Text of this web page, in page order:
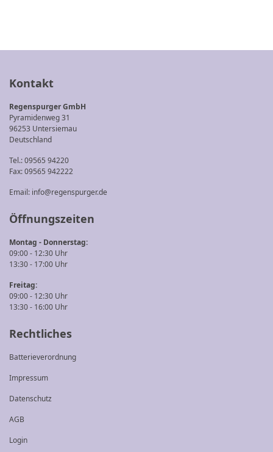
Kontakt
Regenspurger GmbH
Pyramidenweg 31
96253 Untersiemau
Deutschland
Tel.: 09565 94220
Fax: 09565 942222
Email: info@regenspurger.de
Öffnungszeiten
Montag - Donnerstag:
09:00 - 12:30 Uhr
13:30 - 17:00 Uhr
Freitag:
09:00 - 12:30 Uhr
13:30 - 16:00 Uhr
Rechtliches
Batterieverordnung
Impressum
Datenschutz
AGB
Login